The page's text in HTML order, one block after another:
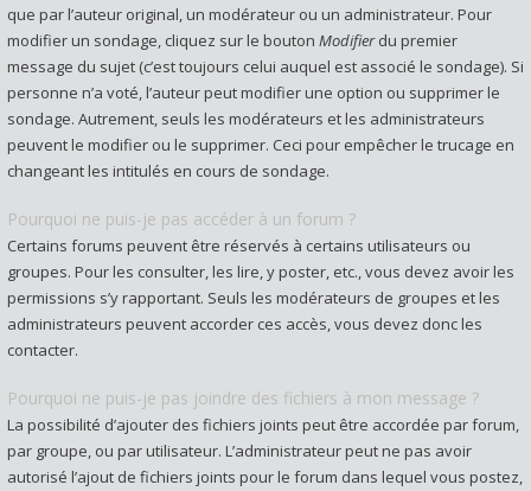
que par l’auteur original, un modérateur ou un administrateur. Pour
modifier un sondage, cliquez sur le bouton Modifierdu premier
message du sujet (c’est toujours celui auquel est associé le sondage). Si
personne n’a voté, l’auteur peut modifier une option ou supprimer le
sondage. Autrement, seuls les modérateurs et les administrateurs
peuvent le modifier ou le supprimer. Ceci pour empêcher le trucage en
changeant les intitulés en cours de sondage.
Pourquoi ne puis-je pas accéder à un forum ?
Certains forums peuvent être réservés à certains utilisateurs ou
groupes. Pour les consulter, les lire, y poster, etc., vous devez avoir les
permissions s’y rapportant. Seuls les modérateurs de groupes et les
administrateurs peuvent accorder ces accès, vous devez donc les
contacter.
Pourquoi ne puis-je pas joindre des fichiers à mon message ?
La possibilité d’ajouter des fichiers joints peut être accordée par forum,
par groupe, ou par utilisateur. L’administrateur peut ne pas avoir
autorisé l’ajout de fichiers joints pour le forum dans lequel vous postez,